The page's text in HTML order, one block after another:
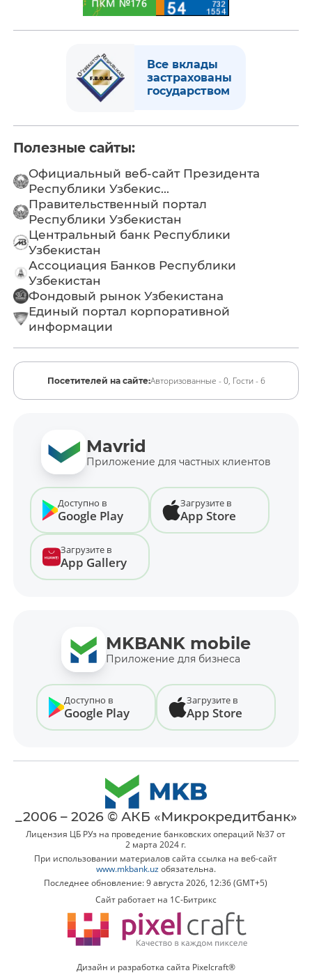
Все вклады
застрахованы
государством
Полезные сайты:
Официальный веб-сайт Президента
Республики Узбекис...
Правительственный портал
Республики Узбекистан
Центральный банк Республики
Узбекистан
Ассоциация Банков Республики
Узбекистан
Фондовый рынок Узбекистана
Единый портал корпоративной
информации
Посетителей на сайте:Авторизованные - 0, Гости - 6
Mavrid
Приложение для частных клиентов
Доступно в
Google Play
Загрузите в
App Store
Загрузите в
App Gallery
MKBANK mobile
Приложение для бизнеса
Доступно в
Google Play
Загрузите в
App Store
_2006 – 2026 © АКБ «Микрокредитбанк»
Лицензия ЦБ РУз на проведение банковских операций №37 от
2 марта 2024 г.
При использовании материалов сайта ссылка на веб-сайт
www.mkbank.uz обязательна.
Последнее обновление: 9 августа 2026, 12:36 (GMT+5)
Сайт работает на 1C-Битрикс
Дизайн и разработка сайта Pixelcraft®